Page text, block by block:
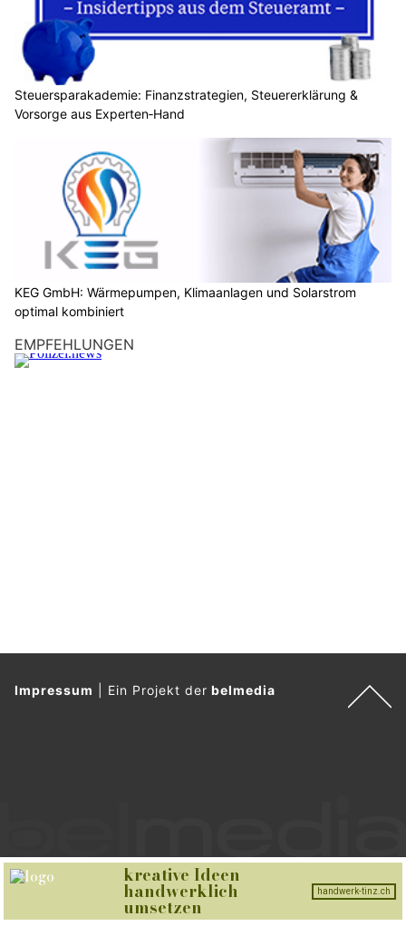
Bott Schweiz AG: Fahrzeugeinrichtung für Bau, Handwerk und Service
Steuersparakademie: Finanzstrategien, Steuererklärung & Vorsorge aus
Experten‑Hand
Kaufmann Gotthard AG punktet mit starken Lösungen für Flachdach und Solartechnik
Innovativer Innenausbau von R.Witzgall Trockenbau & Holz Design
Fensterformate im Wandel: Lichtlenkung,
Ausblick und Energieeffizienz
01.08.25 VON BELMEDIA REDAKTION
zur Umgebung. Ihre Formate und Funktionen verändern sich
– technisch, gestalterisch und energetisch.
KEG GmbH: Wärmepumpen, Klimaanlagen und Solarstrom optimal kombiniert
im Fassaden- und Dachbau eine Renaissance – doch in der
Schweiz bleibt ihr Einsatz selten.
Diese natürlichen Materialien verbinden Funktion, Ästhetik und